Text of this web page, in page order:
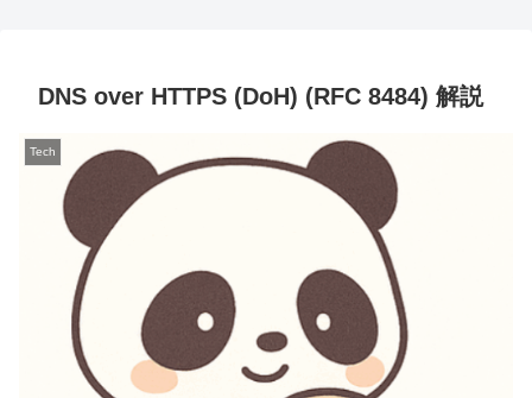
DNS over HTTPS (DoH) (RFC 8484) 解説
Tech